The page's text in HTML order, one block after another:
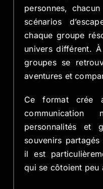
personnes,
scénarios
chaque groupe
univers différent.
groupes se
aventures et
Ce format crée
personnalités et
souvenirs
il est
qui se côtoient peu